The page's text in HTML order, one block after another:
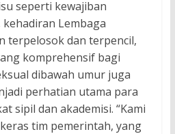
seperti kewajiban
Lembaga
terpelosok dan terpencil,
komprehensif bagi
dibawah umur juga
perhatian utama para
sipil dan akademisi. “Kami
tim pemerintah, yang